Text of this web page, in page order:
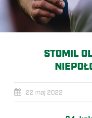
STOMIL
22 maj 2022